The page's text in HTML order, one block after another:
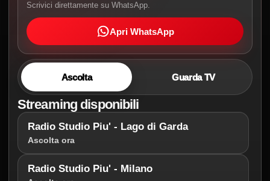
Ascolta Guarda TV
Streaming disponibili
Radio Studio Piu' - Lago di Garda
Ascolta ora
Radio Studio Piu' - Milano
Scrivici direttamente su WhatsApp.
Apri WhatsApp